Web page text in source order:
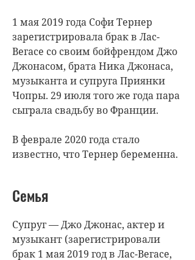
1 мая 2019 года Софи Тернер
зарегистрировала брак в Лас-
Вегасе со своим бойфрендом Джо
Джонасом, брата Ника Джонаса,
музыканта и супруга Приянки
Чопры. 29 июля того же года пара
сыграла свадьбу во Франции.
В феврале 2020 года стало
известно, что Тернер беременна.
Семья
Супруг — Джо Джонас, актер и
музыкант (зарегистрировали
брак 1 мая 2019 год в Лас-Вегасе,